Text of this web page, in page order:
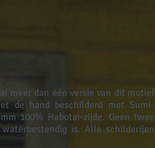
meer dan één versie van dit motief
de hand beschilderd met Sumi-
100% Habotai-zijde. Geen twee
is. Alle schilderijen